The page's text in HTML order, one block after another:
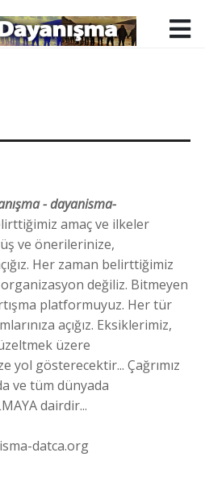
- dayanisma-
amaç ve ilkeler
ve önerilerinize,
Her zaman belirttiğimiz
değiliz. Bitmeyen
platformuyuz. Her tür
açığız. Eksiklerimiz,
üzere
yol gösterecektir... Çağrımız
ve tüm dünyada
dairdir...
datca.org